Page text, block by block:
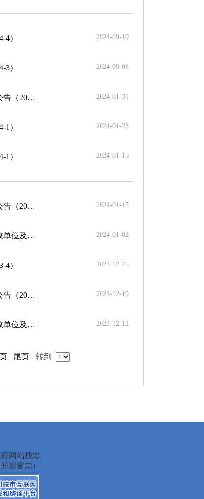
4） 2024-09-10
3） 2024-09-06
1） 2024-01-31
1） 2024-01-23
1） 2024-01-15
4） 2024-01-15
4） 2024-01-02
4） 2023-12-25
3） 2023-12-19
3） 2023-12-12
尾页 转到